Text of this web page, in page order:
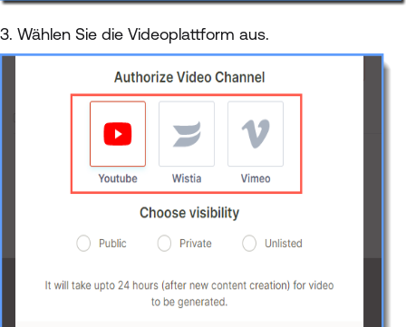
3. Wählen Sie die Videoplattform aus.